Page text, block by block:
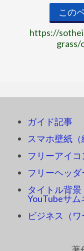
この
https://
grass/
ガイド記事
スマホ壁紙（
フリーアイ
フリーヘッダ
タイトル背景
YouTubeサム
ビジネス（ワ